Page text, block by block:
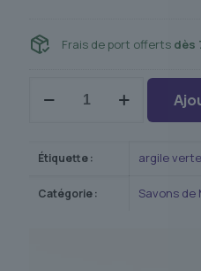
Frais de port offerts dès
Marseille
parfumé
verte
Étiquette : argile verte
Catégorie : Savons de